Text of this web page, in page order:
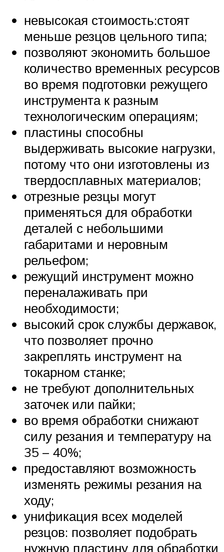
невысокая стоимость:стоят
меньше резцов цельного типа;
позволяют экономить большое
количество временных ресурсов
во время подготовки режущего
инструмента к разным
технологическим операциям;
пластины способны
выдерживать высокие нагрузки,
потому что они изготовлены из
твердосплавных материалов;
отрезные резцы могут
применяться для обработки
деталей с небольшими
габаритами и неровным
рельефом;
режущий инструмент можно
переналаживать при
необходимости;
высокий срок службы державок,
что позволяет прочно
закреплять инструмент на
токарном станке;
не требуют дополнительных
заточек или пайки;
во время обработки снижают
силу резания и температуру на
35 – 40%;
предоставляют возможность
изменять режимы резания на
ходу;
унификация всех моделей
резцов: позволяет подобрать
нужную пластину для обработки